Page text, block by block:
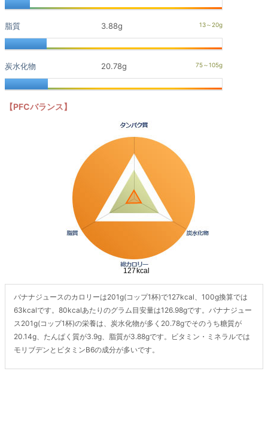
脂質 3.88g
炭水化物 20.78g
【PFCバランス】
バナナジュースのカロリーは201g(コップ1杯)で127kcal、100g換算では
63kcalです。80kcalあたりのグラム目安量は126.98gです。バナナジュー
ス201g(コップ1杯)の栄養は、炭水化物が多く20.78gでそのうち糖質が
20.14g、たんぱく質が3.9g、脂質が3.88gです。ビタミン・ミネラルでは
モリブデンとビタミンB6の成分が多いです。